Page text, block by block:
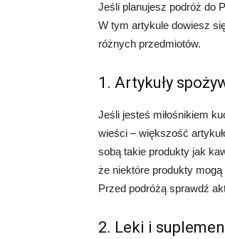
Jeśli planujesz podróż do
W tym artykule dowiesz
różnych przedmiotów.
1. Artykuły
Jeśli jesteś miłośnikiem
wieści – większość
sobą takie produkty jak
że niektóre produkty
Przed podróżą sprawdź
2. Leki i